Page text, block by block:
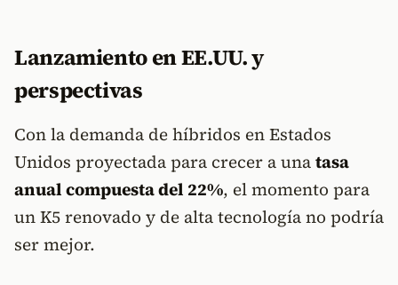
Lanzamiento en EE.UU. y
perspectivas
Con la demanda de híbridos en Estados
Unidos proyectada para crecer a unatasa
anual compuesta del 22%, el momento para
un K5 renovado y de alta tecnología no podría
ser mejor.